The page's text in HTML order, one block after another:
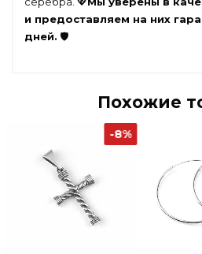
и предоставляем на них
дней. 🛡️
Похожие
-8%